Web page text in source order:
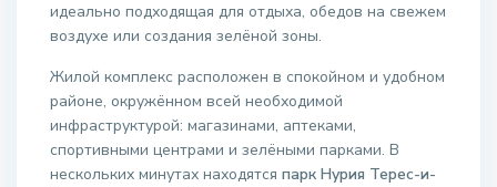
идеально подходящая для отдыха, обедов на свежем
воздухе или создания зелёной зоны.
Жилой комплекс расположен в спокойном и удобном
районе, окружённом всей необходимой
инфраструктурой: магазинами, аптеками,
спортивными центрами и зелёными парками. В
нескольких минутах находятсяпарк Нурия Терес-и-